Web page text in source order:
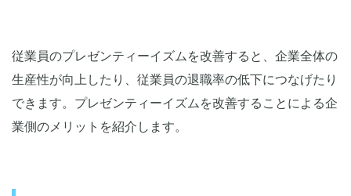
従業員のプレゼンティーイズムを改善すると、企業全体の
生産性が向上したり、従業員の退職率の低下につなげたり
できます。プレゼンティーイズムを改善することによる企
業側のメリットを紹介します。